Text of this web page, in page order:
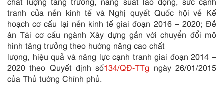
tranh của nền kinh tế và Nghị quyết Quốc hội về Kế
hoạch cơ cấu lại nền kinh tế giai đoạn 2016 – 2020; Đề
án Tái cơ cấu ngành Xây dựng gắn với chuyển đổi mô
hình tăng trưởng theo hướng nâng cao chất
lượng, hiệu quả và năng lực cạnh tranh giai đoạn 2014 –
2020 theo Quyết định số134/QĐ-TTg ngày 26/01/2015
của Thủ tướng Chính phủ.